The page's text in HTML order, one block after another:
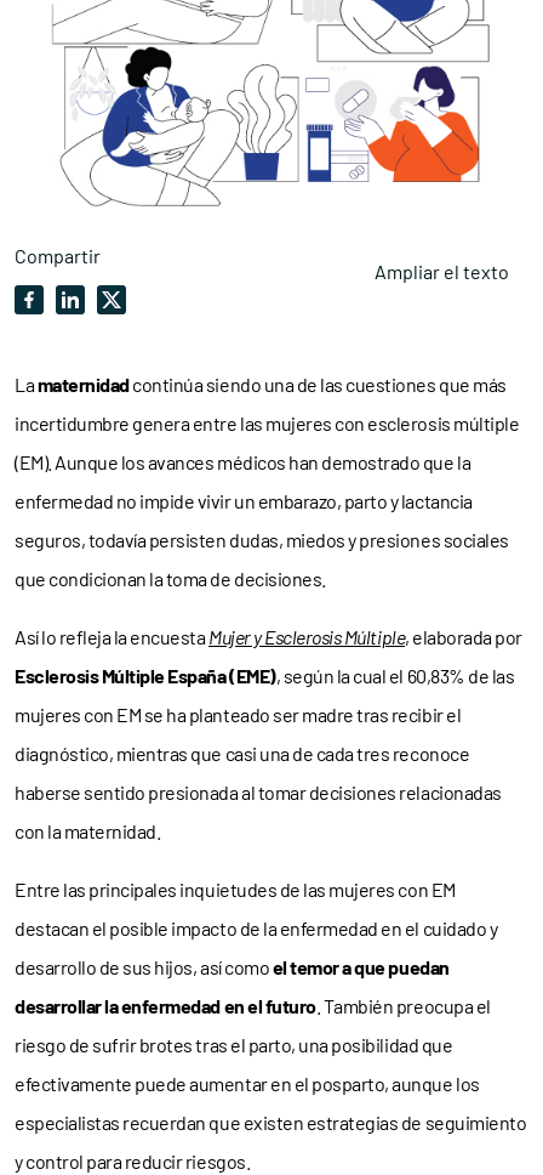
Compartir
Ampliar el texto
Lamaternidadcontinúa siendo una de las cuestiones que más
incertidumbre genera entre las mujeres con esclerosis múltiple
(EM). Aunque los avances médicos han demostrado que la
enfermedad no impide vivir un embarazo, parto y lactancia
seguros, todavía persisten dudas, miedos y presiones sociales
que condicionan la toma de decisiones.
Así lo refleja la encuestaMujer y Esclerosis Múltiple, elaborada por
Esclerosis Múltiple España (EME), según la cual el 60,83% de las
mujeres con EM se ha planteado ser madre tras recibir el
diagnóstico, mientras que casi una de cada tres reconoce
haberse sentido presionada al tomar decisiones relacionadas
con la maternidad.
Entre las principales inquietudes de las mujeres con EM
destacan el posible impacto de la enfermedad en el cuidado y
desarrollo de sus hijos, así comoel temor a que puedan
desarrollar la enfermedad en el futuro. También preocupa el
riesgo de sufrir brotes tras el parto, una posibilidad que
efectivamente puede aumentar en el posparto, aunque los
especialistas recuerdan que existen estrategias de seguimiento
y control para reducir riesgos.